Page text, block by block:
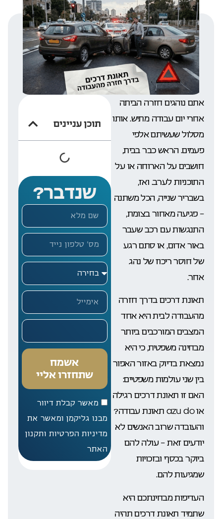
תוכן עניינים
שנדבר?
מאשר קבלת דיוור
מבנו גליקמן ומאשר את
מדיניות הפרטיות ותקנון
האתר
אשמח
שתחזרו אליי
אתם נוהגים חזרה הביתה
אחרי יום עבודה מתיש. אותו
מסלול שעשיתם אלפי
פעמים. הראש כבר בבית,
חושבים על הארוחה או על
התוכניות לערב. ואז,
בשבריר שנייה, הכל משתנה
– פגיעה מאחור בצומת,
התנגשות עם רכב שעבר
באור אדום, או סתם רגע
של חוסר ריכוז של נהג
אחר.
תאונת דרכים בדרך חזרה
מהעבודה לבית היא אחד
המצבים המורכבים ביותר
מבחינה משפטית, כי היא
נמצאת בדיוק באזור האפור
בין שני עולמות משפטיים:
האם זו תאונת דרכים רגילה
או azu do תאונת עבודה?
והעובדה שרוב האנשים לא
יודעים זאת – עולה להם
ביוקר בכסף ובזכויות
שמגיעות להם.
העדיפות מבחינתכם היא
שתמיד תאונת דרכים תהיה